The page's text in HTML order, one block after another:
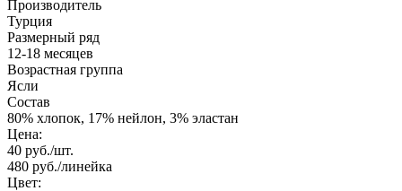
Производитель
Турция
Размерный ряд
12-18 месяцев
Возрастная группа
Ясли
Состав
80% хлопок, 17% нейлон, 3% эластан
Цена:
40 руб./шт.
480 руб./линейка
Цвет: